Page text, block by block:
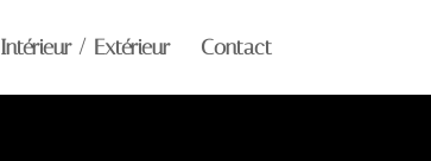
Intérieur / Extérieur Contact